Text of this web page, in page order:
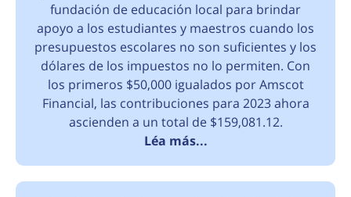
fundación de educación local para brindar
apoyo a los estudiantes y maestros cuando los
presupuestos escolares no son suficientes y los
dólares de los impuestos no lo permiten. Con
los primeros $50,000 igualados por Amscot
Financial, las contribuciones para 2023 ahora
ascienden a un total de $159,081.12.
Léa más...